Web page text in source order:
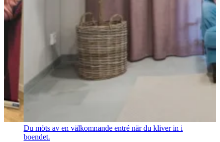
Du möts av en välkomnande entré när du kliver in i
boendet.